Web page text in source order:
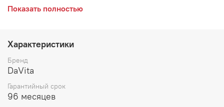
глубина 460 мм
высота 2200 мм
Цвет:
Показать полностью
Характеристики
Бренд
DaVita
Гарантийный срок
96 месяцев